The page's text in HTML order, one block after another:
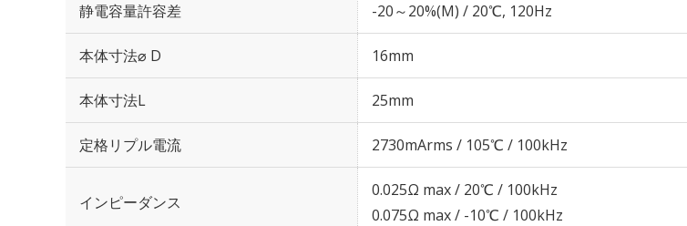
静電容量許容差 -20～20%(M) / 20℃, 120Hz
本体寸法⌀ D 16mm
本体寸法L 25mm
定格リプル電流 2730mArms / 105℃ / 100kHz
インピーダンス
0.025Ω max / 20℃ / 100kHz
0.075Ω max / -10℃ / 100kHz